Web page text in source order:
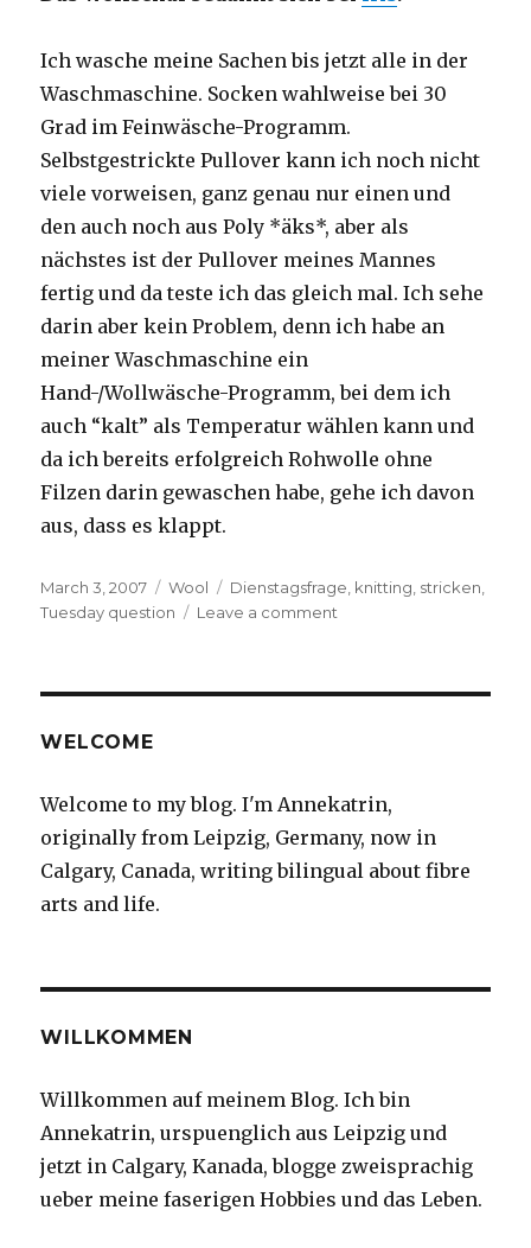
Ich wasche meine Sachen bis jetzt alle in der
Waschmaschine. Socken wahlweise bei 30
Grad im Feinwäsche-Programm.
Selbstgestrickte Pullover kann ich noch nicht
viele vorweisen, ganz genau nur einen und
den auch noch aus Poly *äks*, aber als
nächstes ist der Pullover meines Mannes
fertig und da teste ich das gleich mal. Ich sehe
darin aber kein Problem, denn ich habe an
meiner Waschmaschine ein
Hand-/Wollwäsche-Programm, bei dem ich
auch “kalt” als Temperatur wählen kann und
da ich bereits erfolgreich Rohwolle ohne
Filzen darin gewaschen habe, gehe ich davon
aus, dass es klappt.
Posted
on
March 3, 2007 Categories
Wool Tags
Dienstagsfrage knitting stricken
Tuesday question
Leave a comment
WELCOME
Welcome to my blog. I'm Annekatrin,
originally from Leipzig, Germany, now in
Calgary, Canada, writing bilingual about fibre
arts and life.
WILLKOMMEN
Willkommen auf meinem Blog. Ich bin
Annekatrin, urspuenglich aus Leipzig und
jetzt in Calgary, Kanada, blogge zweisprachig
ueber meine faserigen Hobbies und das Leben.